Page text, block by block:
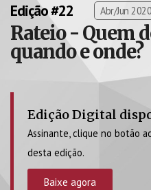
Edição #22 Abr/Jun 2020
Rateio - Quem
quando e onde?
Edição Digital
Assinante, clique no botão
desta edição.
Baixe agora